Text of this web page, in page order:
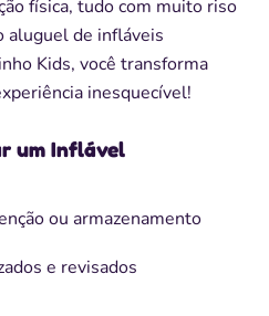
física, tudo com muito riso
aluguel de infláveis
Kids, você transforma
inesquecível!
um Inflável
ou armazenamento
e revisados